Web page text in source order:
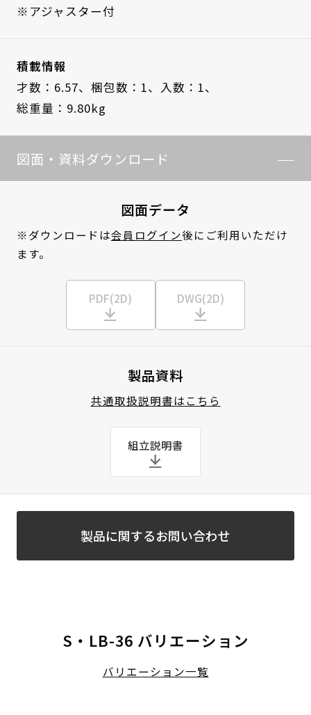
※アジャスター付
積載情報
才数：6.57、 梱包数：1、 入数：1、
総重量：9.80kg
図面・資料ダウンロード
図面データ
※ダウンロードは会員ログイン後にご利用いただけ
ます。
PDF(2D) DWG(2D)
製品資料
共通取扱説明書はこちら
組立説明書
製品に関するお問い合わせ
S・LB-36 バリエーション
バリエーション一覧